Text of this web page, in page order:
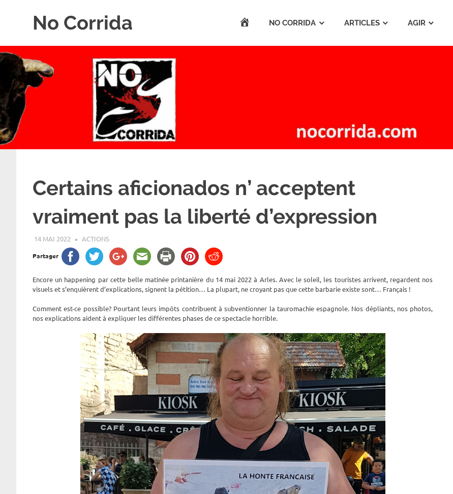
No Corrida
la
corrida
ACCUEILNO CORRIDA ARTICLES AGIR
Certains aficionados n’ acceptent
vraiment pas la liberté d’expression
14 MAI 2022 ROGER LAHANA
ACTIONS
Partager
Encore un happening par cette belle matinée printanière du 14 mai 2022 à Arles. Avec le soleil, les touristes arrivent, regardent nos
visuels et s’enquièrent d’explications, signent la pétition… La plupart, ne croyant pas que cette barbarie existe sont… Français !
Comment est-ce possible? Pourtant leurs impôts contribuent à subventionner la tauromachie espagnole. Nos dépliants, nos photos,
nos explications aident à expliquer les différentes phases de ce spectacle horrible.